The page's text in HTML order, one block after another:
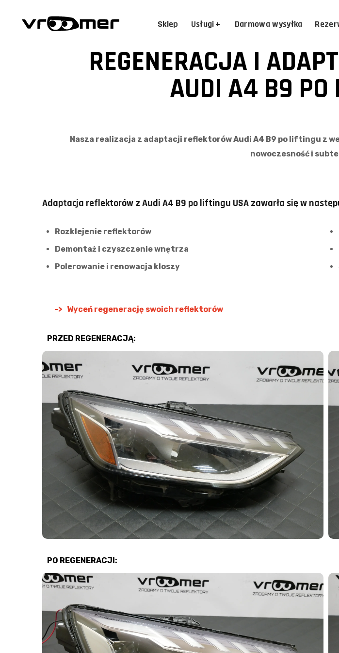
Sklep Usługi Darmowa wysyłka
REGENERACJA I
AUDI A4 B9 PO
Nasza realizacja z adaptacji reflektorów Audi A4 B9 po liftingu z
nowoczesność i
Adaptacja reflektorów z Audi A4 B9 po liftingu USA zawarła się w
Rozklejenie reflektorów
Demontaż i czyszczenie wnętrza
Polerowanie i renowacja kloszy
-> Wyceń regenerację swoich reflektorów
PRZED REGENERACJĄ:
PO REGENERACJI: